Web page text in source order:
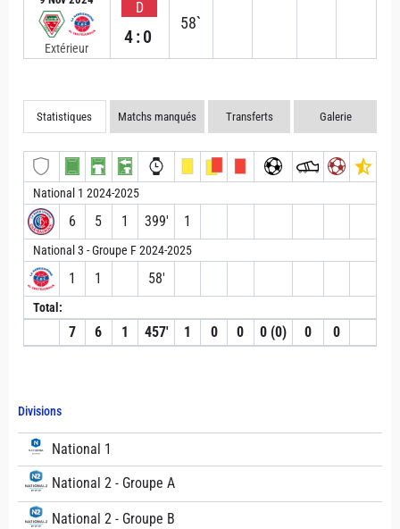
Divisions
National 1
National 2 - Groupe A
National 2 - Groupe B
Extérieur
D
4:0
58`
Statistiques Matchs manqués Transferts Galerie
National 1 2024-2025
6 5 1 399′ 1
National 3 - Groupe F 2024-2025
1 1 58′
Total:
7 6 1 457′ 1 0 0 0 (0) 0 0